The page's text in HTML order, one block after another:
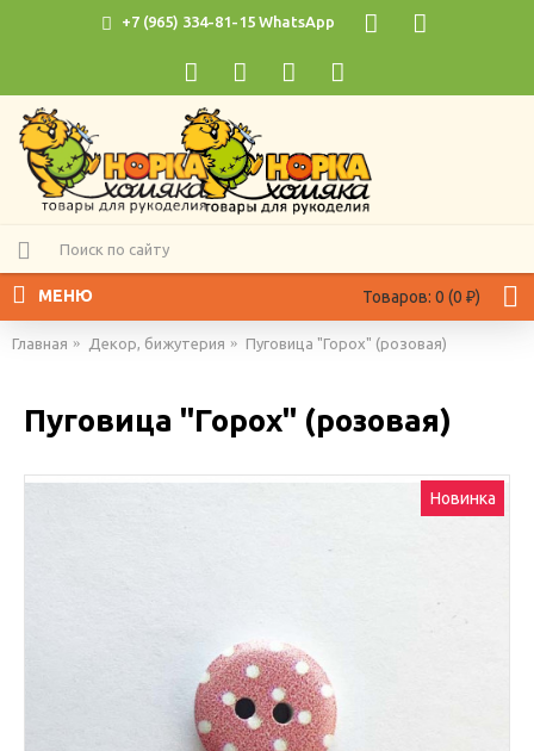
+7 (965) 334-81-15 WhatsApp
Товаров: 0 (0 ₽)
МЕНЮ
Главная Декор, бижутерия Пуговица "Горох" (розовая)
Пуговица "Горох" (розовая)
Новинка